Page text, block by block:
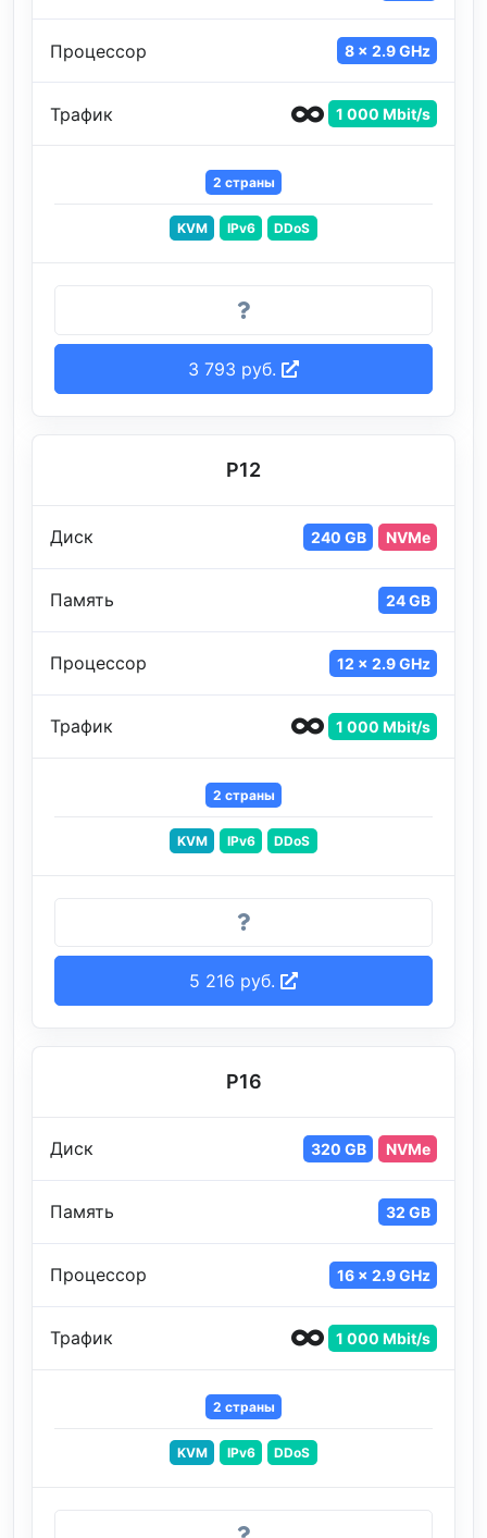
Процессор 8 x 2.9 GHz
Трафик 1 000 Mbit/s
2 страны
KVM IPv6 DDoS
3 793 руб.
P12
Диск 240 GB NVMe
Память 24 GB
Процессор 12 x 2.9 GHz
Трафик 1 000 Mbit/s
2 страны
KVM IPv6 DDoS
5 216 руб.
P16
Диск 320 GB NVMe
Память 32 GB
Процессор 16 x 2.9 GHz
Трафик 1 000 Mbit/s
2 страны
KVM IPv6 DDoS